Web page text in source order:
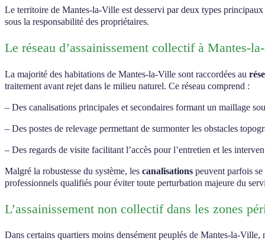
Le territoire de Mantes-la-Ville est desservi par deux types principaux
sous la responsabilité des propriétaires.
Le réseau d’assainissement collectif à Mantes-
La majorité des habitations de Mantes-la-Ville sont raccordées au
traitement avant rejet dans le milieu naturel. Ce réseau comprend :
– Des canalisations principales et secondaires formant un maillage
– Des postes de relevage permettant de surmonter les obstacles
– Des regards de visite facilitant l’accès pour l’entretien et les
Malgré la robustesse du système, les canalisations peuvent parfois
professionnels qualifiés pour éviter toute perturbation majeure du
L’assainissement non collectif dans les zones
Dans certains quartiers moins densément peuplés de Mantes-la-Ville,